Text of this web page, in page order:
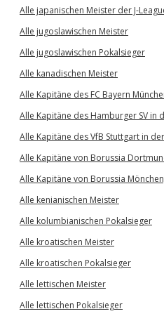
Alle japanischen Meister der J-
Alle jugoslawischen Meister
Alle jugoslawischen Pokalsieger
Alle kanadischen Meister
Alle Kapitäne des FC Bayern
Alle Kapitäne des Hamburger SV in
Alle Kapitäne des VfB Stuttgart in
Alle Kapitäne von Borussia
Alle Kapitäne von Borussia
Alle kenianischen Meister
Alle kolumbianischen Pokalsieger
Alle kroatischen Meister
Alle kroatischen Pokalsieger
Alle lettischen Meister
Alle lettischen Pokalsieger